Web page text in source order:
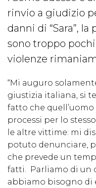
rinvio a giudizio
danni di “Sara”,
sono troppo
violenze
“Mi auguro
giustizia italiana, si
fatto che
processi per lo
le altre vittime: mi
potuto denunciare,
che prevede un
fatti. Parliamo di un
abbiamo bisogno di